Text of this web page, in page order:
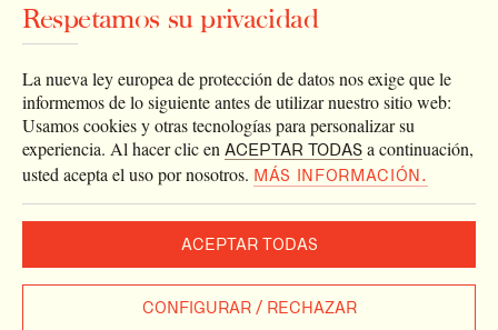
Enlaces
Newsletter
2026 © Archivo Catedral de Valencia
Todos los derechos reservados.
Respetamos su privacidad
La nueva ley europea de protección de datos nos exige que le
informemos de lo siguiente antes de utilizar nuestro sitio web:
Usamos cookies y otras tecnologías para personalizar su
experiencia. Al hacer clic en ACEPTAR TODAS a continuación,
usted acepta el uso por nosotros. MÁS INFORMACIÓN.
ACEPTAR TODAS
CONFIGURAR / RECHAZAR